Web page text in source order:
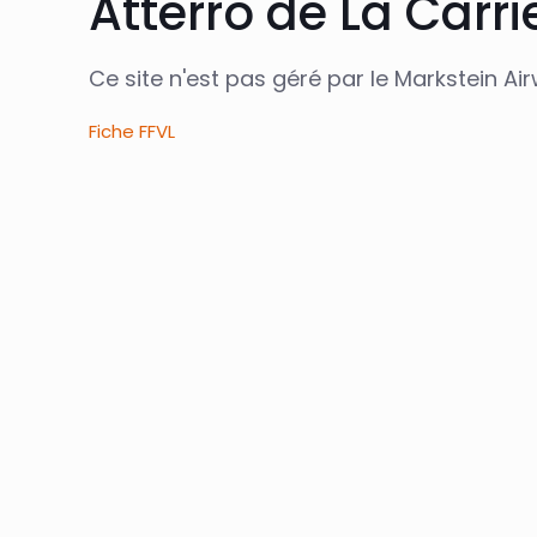
Ce site n'est pas géré par le Markstein
Fiche FFVL